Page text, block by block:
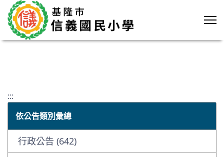
:::
依公告類別彙總
行政公告 (642)